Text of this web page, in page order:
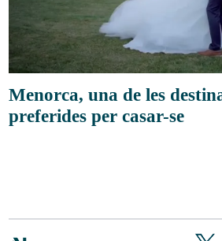
Menorca, una de les
preferides per casar-se